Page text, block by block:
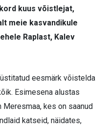
kuus võistlejat,
meie kasvandikule
Raplast, Kalev
eesmärk võistelda
Esimesena alustas
kes on saanud
katseid, näidates,